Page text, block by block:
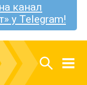
канал
у Telegram!